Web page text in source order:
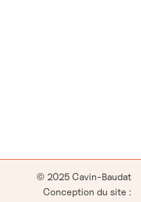
© 2025 Cavin-Baudat
Conception du site :